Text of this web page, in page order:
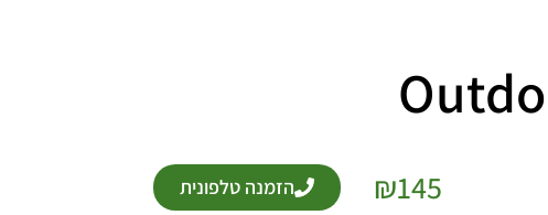
₪145 הזמנה טלפונית